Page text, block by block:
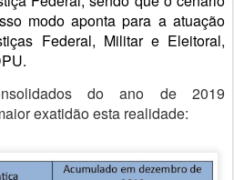
modo aponta para a atuação
Federal, Militar e Eleitoral,
do ano de 2019
exatidão esta realidade: